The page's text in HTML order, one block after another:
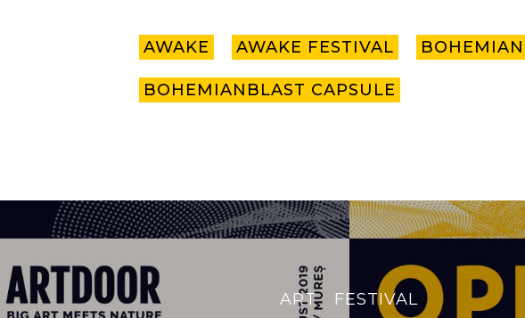
AWAKE AWAKE FESTIVAL
BOHEMIANBLAST CAPSULE
ART FESTIVAL